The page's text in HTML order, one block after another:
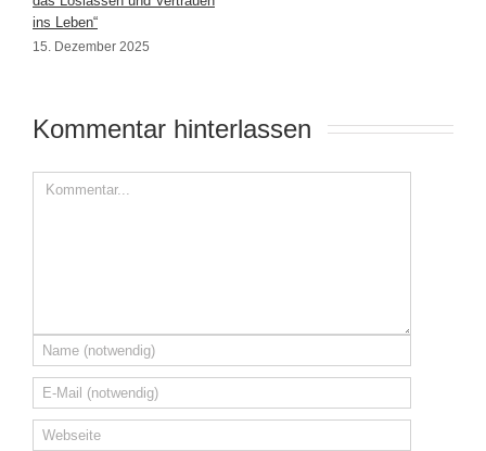
ins Leben“
15. Dezember 2025
Kommentar hinterlassen